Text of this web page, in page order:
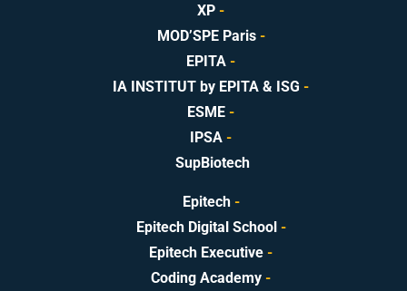
XP -
MOD’SPE Paris-
EPITA -
IA INSTITUT by EPITA & ISG -
ESME -
IPSA -
SupBiotech
Epitech-
Epitech Digital School-
Epitech Executive -
Coding Academy -